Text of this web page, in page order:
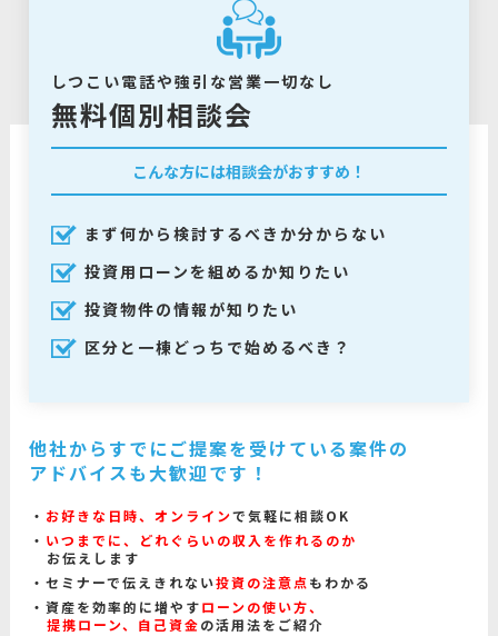
しつこい電話や強引な営業一切なし
無料個別相談会
こんな方には相談会がおすすめ！
まず何から検討するべきか分からない
投資用ローンを組めるか知りたい
投資物件の情報が知りたい
区分と一棟どっちで始めるべき？
他社からすでにご提案を受けている案件の
アドバイスも大歓迎です！
お好きな日時、オンラインで気軽に相談OK
いつまでに、どれぐらいの収入を作れるのか
お伝えします
セミナーで伝えきれない投資の注意点 もわかる
資産を効率的に増やすローンの使い方、
提携ローン、自己資金の活用法をご紹介